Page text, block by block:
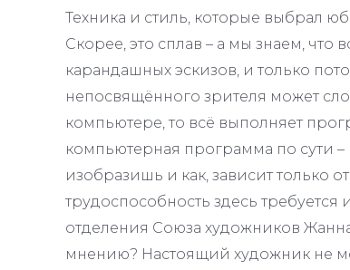
Техника и стиль, которые выбрал
Скорее, это сплав – а мы знаем, что
карандашных эскизов, и только
непосвящённого зрителя может
компьютере, то всё выполняет
компьютерная программа по сути
изобразишь и как, зависит только
трудоспособность здесь
отделения Союза художников
мнению? Настоящий художник не